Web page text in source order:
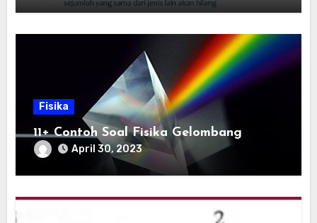
Fisika
11+ Contoh Soal Fisika Gelombang
April 30, 2023